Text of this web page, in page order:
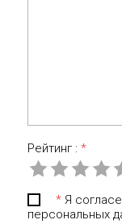
Рейтинг : *
* Я
персональных